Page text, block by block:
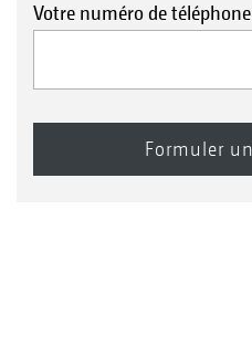
Votre numéro de téléphone